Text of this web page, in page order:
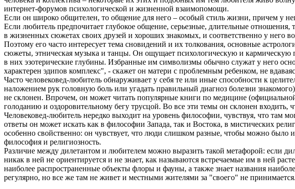
интернет-форумов психологической и жизненной взаимопомощи.
Если он широко общителен, то общение для него – особый стиль жизни, причем у
Если любитель предпочитает глубокое общение, серьезные, длительные
в жизненных сюжетах своих друзей и хороших знакомых, и соответственно у него
Поэтому его часто интересует тема сновидений и их толкования, основные
сюжеты, этническая музыка и танцы. Он ощущает психологическую и кармическую
в них эзотерические глубины. Избранные им символизмы обычно служат у него
характерен эдипов комплекс", - скажет он матери с проблемным ребенком, не
Часто человековед-любитель обнаруживает у себя те или иные способности к
наложением рук головную боль или угадать правильный диагноз болезни
не склонен. Впрочем, он может читать популярные книги по медицине
голоданию и оздоровительному бегу трусцой. Во все эти темы он склонен входить,
Человековед-любитель нередко выходит на уровень философии, чувствуя, что
ответы он может искать как в философии Запада, так и Востока, в мистических
особенно свойственно: он чувствует, что люди слишком разные, чтобы можно было
философия и религиозность.
Различие между дилетантом и любителем можно выразить такой метафорой: если
никак в ней не ориентируется и не знает, как называются встречаемые им в ней
наиболее распространенные объекты флоры и фауны, а также знает названия
регулярно, но все же там не живет и местными жителями за "своего" не принимается.